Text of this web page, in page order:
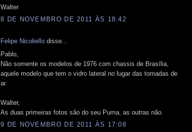
Walter
8 DE NOVEMBRO DE 2011 ÀS 18:42
Felipe Nicoliello disse...
Pablo,
Não somente os modelos de 1976 com chassis de Brasília,
aquele modelo que tem o vidro lateral no lugar das tomadas de
ar.
Walter,
As duas primeiras fotos são do seu Puma, as outras não.
9 DE NOVEMBRO DE 2011 ÀS 17:08